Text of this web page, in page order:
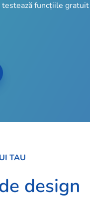
testează funcțiile
TAU
design